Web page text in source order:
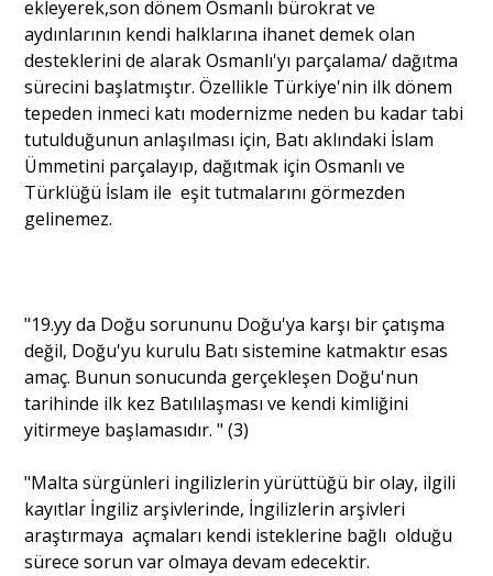
ekleyerek,son dönem Osmanlı bürokrat ve
aydınlarının kendi halklarına ihanet demek olan
desteklerini de alarak Osmanlı'yı parçalama/ dağıtma
sürecini başlatmıştır. Özellikle Türkiye'nin ilk dönem
tepeden inmeci katı modernizme neden bu kadar tabi
tutulduğunun anlaşılması için, Batı aklındaki İslam
Ümmetini parçalayıp, dağıtmak için Osmanlı ve
Türklüğü İslam ile eşit tutmalarını görmezden
gelinemez.
"19.yy da Doğu sorununu Doğu'ya karşı bir çatışma
değil, Doğu'yu kurulu Batı sistemine katmaktır esas
amaç. Bunun sonucunda gerçekleşen Doğu'nun
tarihinde ilk kez Batılılaşması ve kendi kimliğini
yitirmeye başlamasıdır. " (3)
"Malta sürgünleri ingilizlerin yürüttüğü bir olay, ilgili
kayıtlar İngiliz arşivlerinde, İngilizlerin arşivleri
araştırmaya açmaları kendi isteklerine bağlı olduğu
sürece sorun var olmaya devam edecektir.